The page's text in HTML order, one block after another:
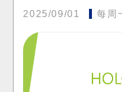
2025/09/01 每周